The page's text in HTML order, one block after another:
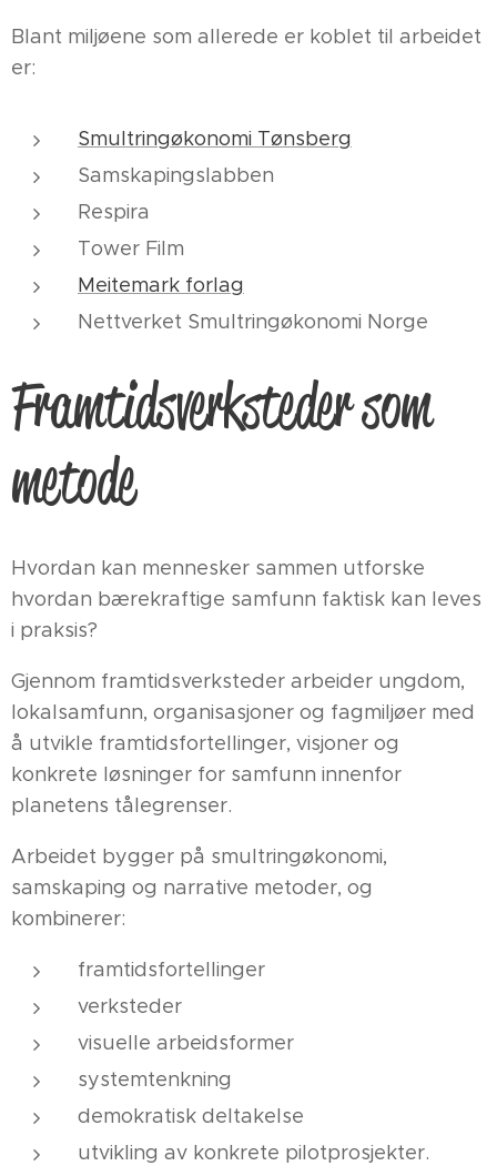
Blant miljøene som allerede er koblet til arbeidet
er:
Smultringøkonomi Tønsberg
Samskapingslabben
Respira
Tower Film
Meitemark forlag
Nettverket Smultringøkonomi Norge
Framtidsverksteder som
metode
Hvordan kan mennesker sammen utforske
hvordan bærekraftige samfunn faktisk kan leves
i praksis?
Gjennom framtidsverksteder arbeider ungdom,
lokalsamfunn, organisasjoner og fagmiljøer med
å utvikle framtidsfortellinger, visjoner og
konkrete løsninger for samfunn innenfor
planetens tålegrenser.
Arbeidet bygger på smultringøkonomi,
samskaping og narrative metoder, og
kombinerer:
framtidsfortellinger
verksteder
visuelle arbeidsformer
systemtenkning
demokratisk deltakelse
utvikling av konkrete pilotprosjekter.